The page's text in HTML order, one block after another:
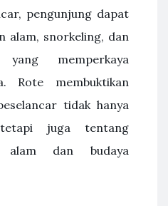
pengunjung dapat
alam, snorkeling, dan
memperkaya
Rote membuktikan
tidak hanya
juga tentang
alam dan budaya